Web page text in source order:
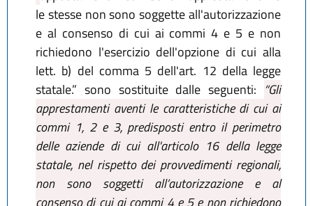
le stesse non sono soggette all'autorizzazione
e al consenso di cui ai commi 4 e 5 e non
richiedono l'esercizio dell'opzione di cui alla
lett. b) del comma 5 dell'art. 12 della legge
statale.” sono sostituite dalle seguenti: “Gli
apprestamenti aventi le caratteristiche di cui ai
commi 1, 2 e 3, predisposti entro il perimetro
delle aziende di cui all'articolo 16 della legge
statale, nel rispetto dei provvedimenti regionali,
non sono soggetti all’autorizzazione e al
consenso di cui ai commi 4 e 5 e non richiedono